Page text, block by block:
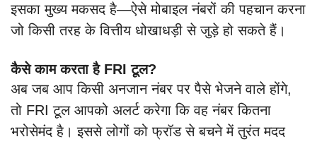
इसका मुख्य मकसद है—ऐसे मोबाइल नंबरों की पहचान करना
जो किसी तरह के वित्तीय धोखाधड़ी से जुड़े हो सकते हैं।
कैसे काम करता है FRI टूल?
अब जब आप किसी अनजान नंबर पर पैसे भेजने वाले होंगे,
तो FRI टूल आपको अलर्ट करेगा कि वह नंबर कितना
भरोसेमंद है। इससे लोगों को फ्रॉड से बचने में तुरंत मदद